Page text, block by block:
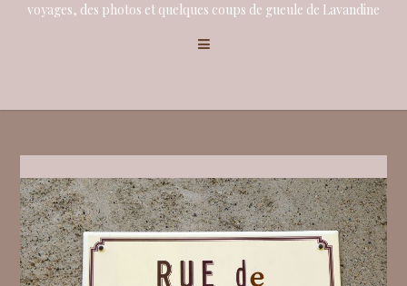
voyages, des photos et quelques coups de gueule de Lavandine